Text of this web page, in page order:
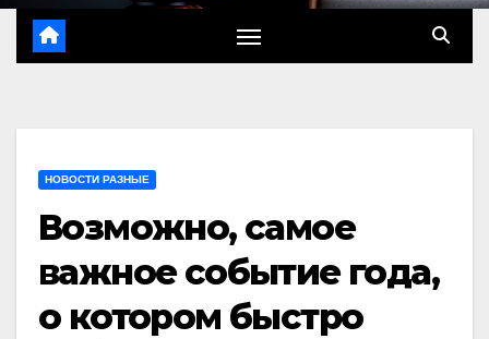
НОВОСТИ РАЗНЫЕ
Возможно, самое
важное событие года,
о котором быстро